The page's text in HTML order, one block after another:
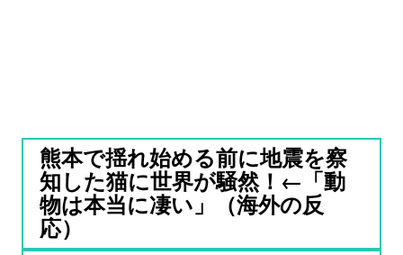
熊本で揺れ始める前に地震を察
知した猫に世界が騒然！←「動
物は本当に凄い」（海外の反
応）